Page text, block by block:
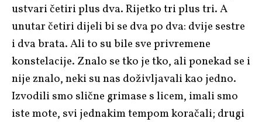
ustvari četiri plus dva. Rijetko tri plus tri. A
unutar četiri dijeli bi se dva po dva: dvije sestre
i dva brata. Ali to su bile sve privremene
konstelacije. Znalo se tko je tko, ali ponekad se i
nije znalo, neki su nas doživljavali kao jedno.
Izvodili smo slične grimase s licem, imali smo
iste mote, svi jednakim tempom koračali; drugi